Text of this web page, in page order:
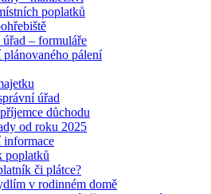
poplatků
úřad – formuláře
plánovaného pálení
úřad
důchodu
od roku 2025
informace
poplatků
či plátce?
v rodinném domě